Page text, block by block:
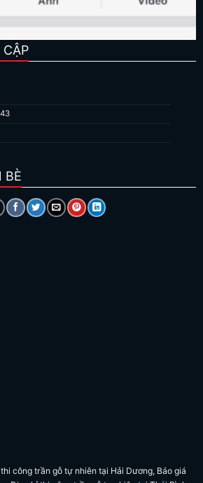
CẬP
BÈ
thi công trần gỗ tự nhiên tại Hải Dương, Báo giá